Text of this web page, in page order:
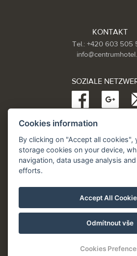
KONTAKT
Tel.: +420 603 505
SOZIALE
Partneři:
www.Spa.cz
www.hotel.cz
www.hotely.cz
Cookies information
By clicking on "Accept all cookies",
storage cookies on your device,
navigation, data usage analysis
efforts.
Accept All
Odmítnout vše
Cookies